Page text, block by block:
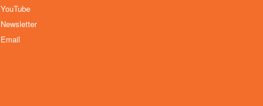
YouTube
Newsletter
Email